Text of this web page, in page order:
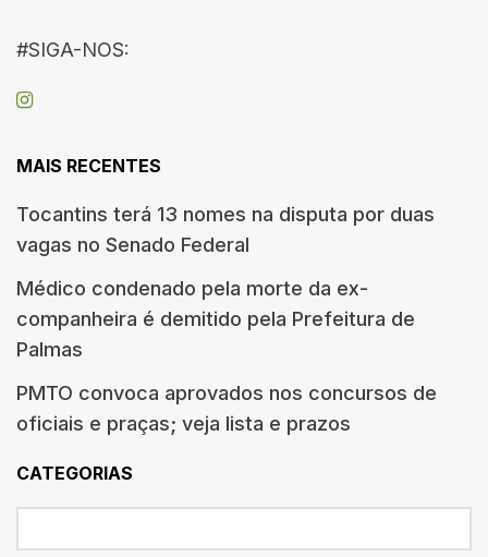
#SIGA-NOS:
MAIS RECENTES
Tocantins terá 13 nomes na disputa por duas
vagas no Senado Federal
Médico condenado pela morte da ex-
companheira é demitido pela Prefeitura de
Palmas
PMTO convoca aprovados nos concursos de
oficiais e praças; veja lista e prazos
CATEGORIAS